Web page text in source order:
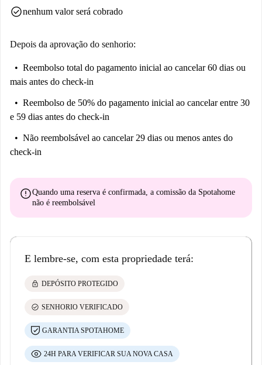
check_circlenenhum valor será cobrado
Depois da aprovação do senhorio:
Reembolso total do pagamento inicial ao cancelar 60 dias ou
mais antes do check-in
Reembolso de 50% do pagamento inicial ao cancelar entre 30
e 59 dias antes do check-in
Não reembolsável ao cancelar 29 dias ou menos antes do
check-in
errorQuando uma reserva é confirmada, a comissão da Spotahome
não é reembolsável
E lembre-se, com esta propriedade terá:
lock DEPÓSITO PROTEGIDO
check_circle SENHORIO VERIFICADO
GARANTIA SPOTAHOME
24H PARA VERIFICAR SUA NOVA CASA